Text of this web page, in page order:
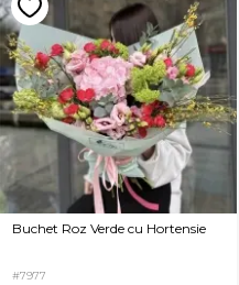
Buchet Roz Verde cu Hortensie
#7977